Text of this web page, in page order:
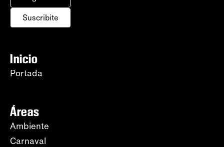
Suscribite
Inicio
Portada
Áreas
Ambiente
Carnaval